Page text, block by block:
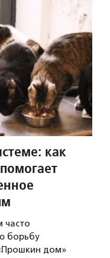
как
борьбу
дом»